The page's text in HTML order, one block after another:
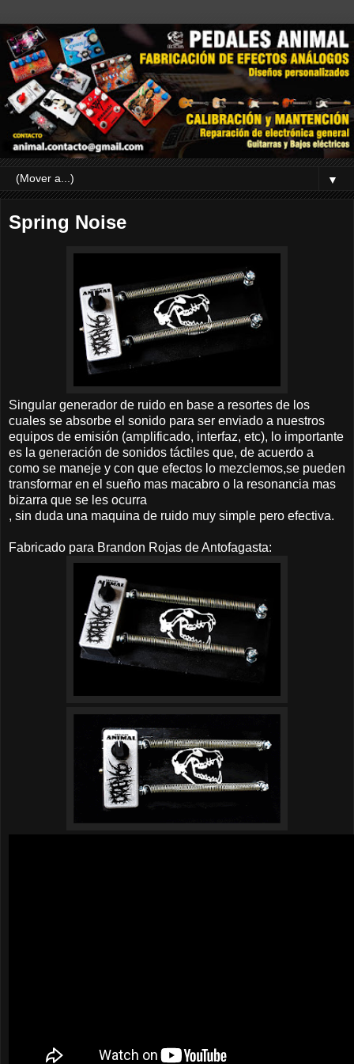
▼
Spring Noise
Singular generador de ruido en base a resortes de los
cuales se absorbe el sonido para ser enviado a nuestros
equipos de emisión (amplificado, interfaz, etc), lo importante
es la generación de sonidos táctiles que, de acuerdo a
como se maneje y con que efectos lo mezclemos,se pueden
transformar en el sueño mas macabro o la resonancia mas
bizarra que se les ocurra
, sin duda una maquina de ruido muy simple pero efectiva.
Fabricado para Brandon Rojas de Antofagasta: